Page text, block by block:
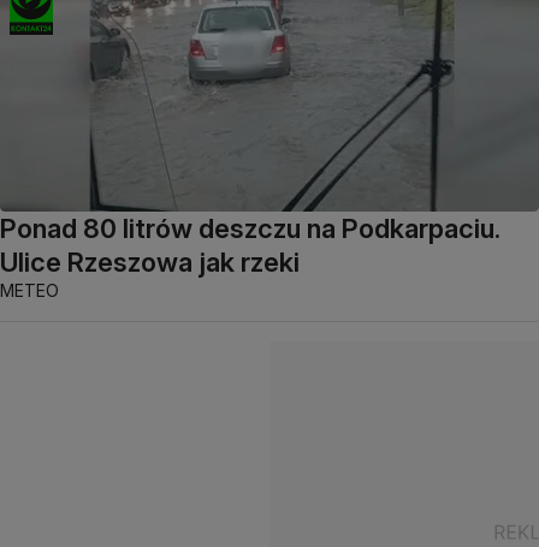
Ponad 80 litrów deszczu na Podkarpaciu.
Ulice Rzeszowa jak rzeki
METEO